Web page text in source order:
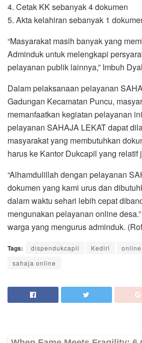
4. Cetak KK sebanyak 4 dokumen
5. Akta kelahiran sebanyak 1
“Masyarakat masih banyak yang
Adminduk untuk melengkapi
pelayanan publik lainnya,” Imbuh
Dalam pelaksanaan pelayanan
Gadungan Kecamatan Puncu,
memanfaatkan kegiatan pelayanan
pelayanan SAHAJA LEKAT dapat
masyarakat yang membutuhkan
harus ke Kantor Dukcapil yang relatif
“Alhamdulillah dengan pelayanan
dokumen yang kami urus dan
dalam waktu sehari lebih cepat
mengunakan pelayanan online
warga yang mengurus adminduk.
Tags: dispendukcapil Kediri
sahaja online